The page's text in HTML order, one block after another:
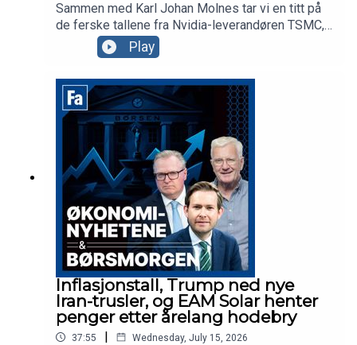
Sammen med Karl Johan Molnes tar vi en titt på
de ferske tallene fra Nvidia-leverandøren TSMC,
Trumps siste olje-utspill, og Telenor hvor
investorene reagerer med å sende aksjen rett ned
på Oslo Børs. Vi får også besøk av Storebrand-
forvalter Sunniva Bratt Slette, som forteller om
strategien og aksjefavorittene til fondet
Fremtidens Byer.
Play
Inflasjonstall, Trump ned nye
Iran-trusler, og EAM Solar henter
penger etter årelang hodebry
37:55 | Wednesday, July 15, 2026